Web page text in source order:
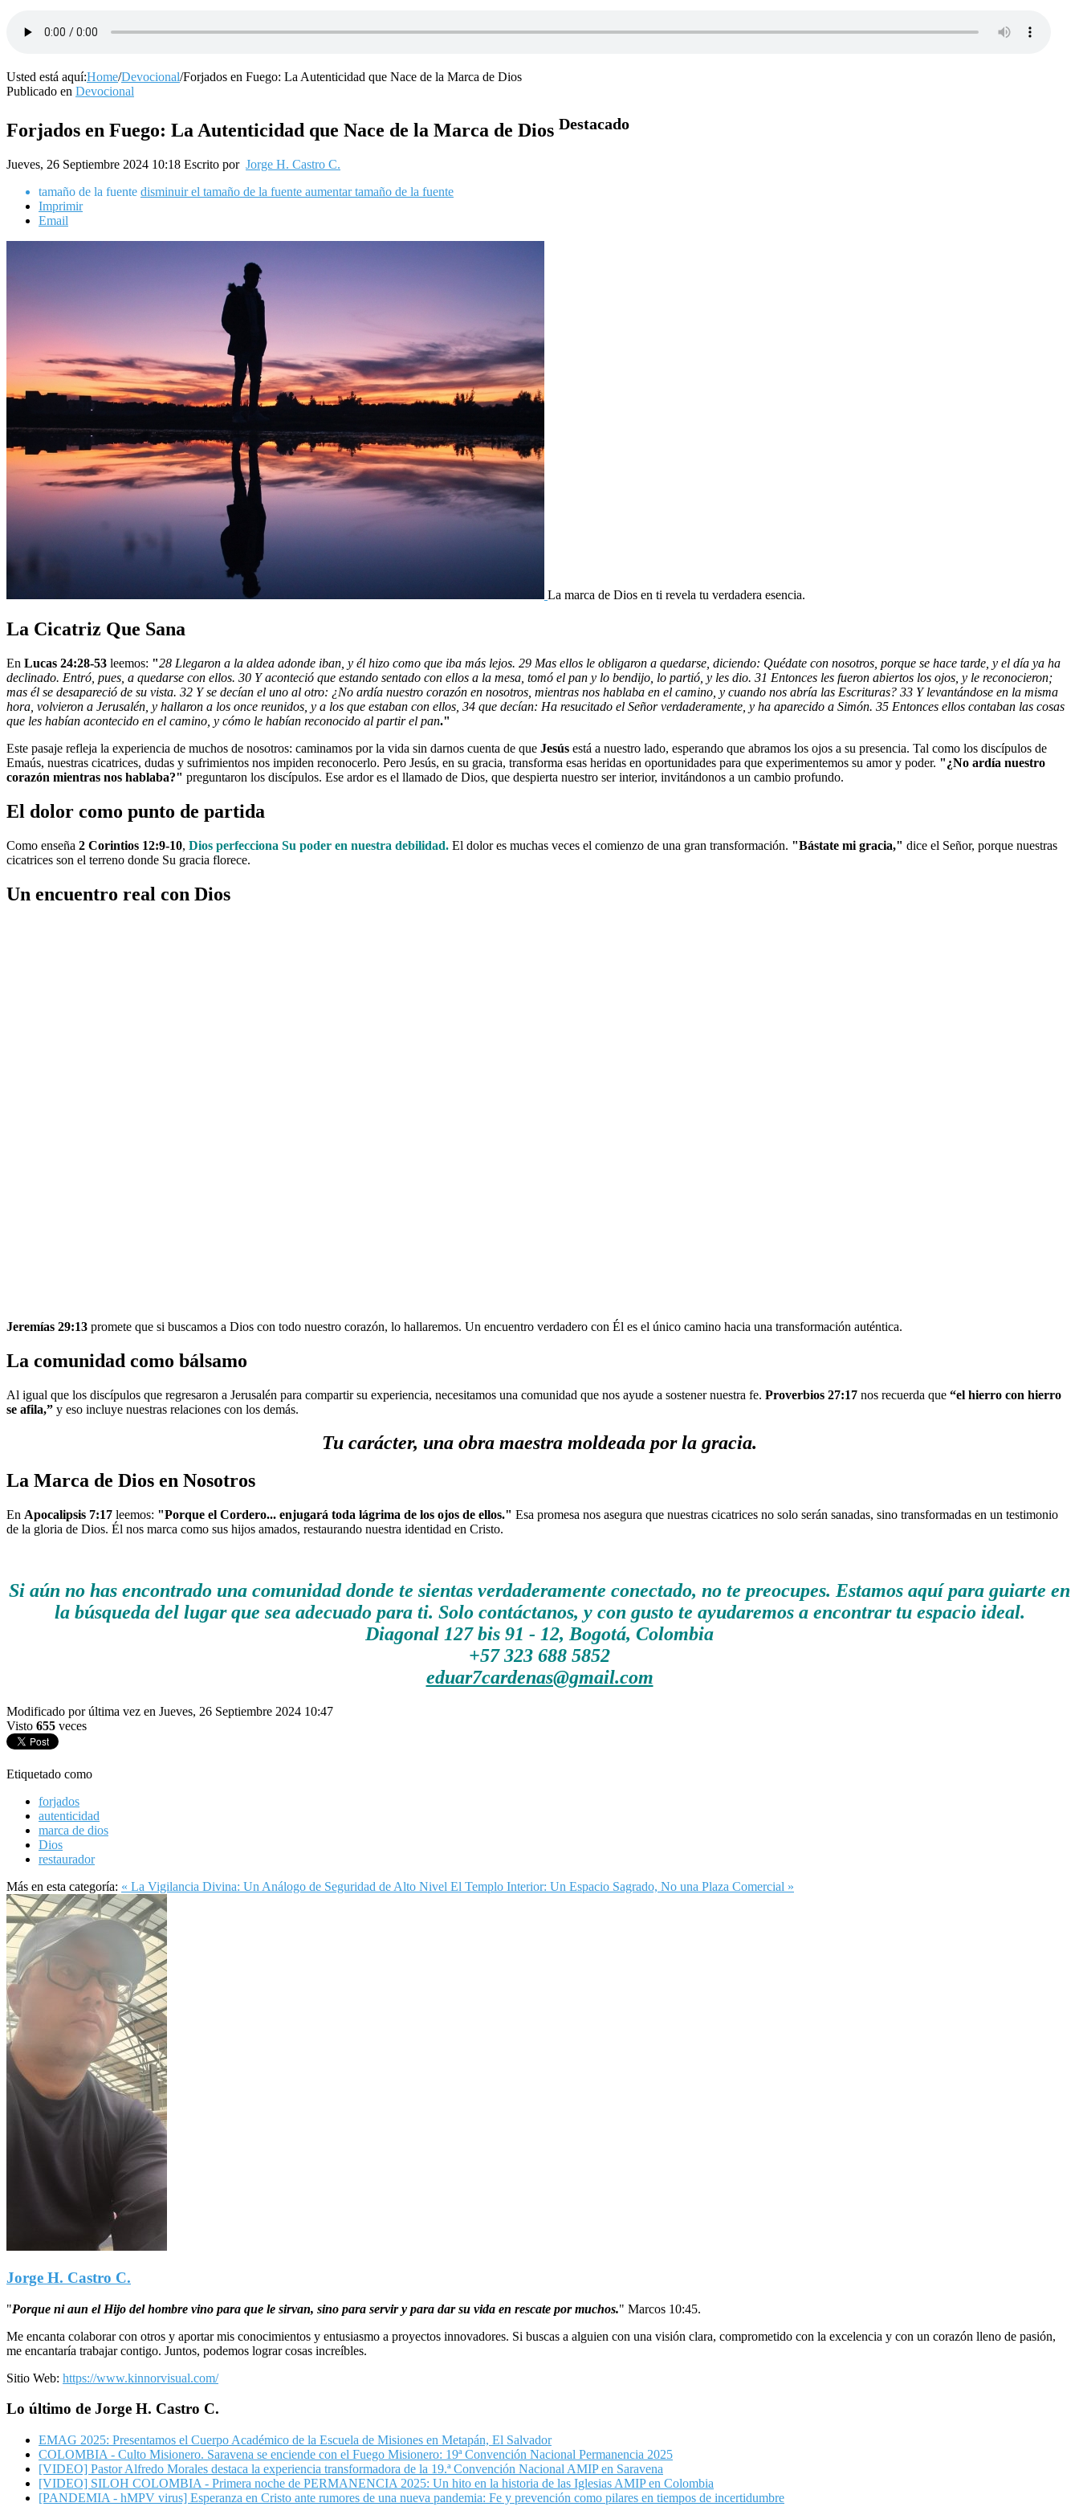
Usted está aquí:Home/Devocional/Forjados en Fuego: La Autenticidad que Nace de la Marca de Dios
Publicado en Devocional
Forjados en Fuego: La Autenticidad que Nace de la Marca de Dios Destacado
Jueves, 26 Septiembre 2024 10:18 Escrito por Jorge H. Castro C.
tamaño de la fuente disminuir el tamaño de la fuente aumentar tamaño de la fuente
Imprimir
Email
La marca de Dios en ti revela tu verdadera esencia.
La Cicatriz Que Sana
En Lucas 24:28-53 leemos: "28 Llegaron a la aldea adonde iban, y él hizo como que iba más lejos. 29 Mas ellos le obligaron a quedarse, diciendo: Quédate con nosotros, porque se hace tarde, y el día ya ha
declinado. Entró, pues, a quedarse con ellos. 30 Y aconteció que estando sentado con ellos a la mesa, tomó el pan y lo bendijo, lo partió, y les dio. 31 Entonces les fueron abiertos los ojos, y le reconocieron;
mas él se desapareció de su vista. 32 Y se decían el uno al otro: ¿No ardía nuestro corazón en nosotros, mientras nos hablaba en el camino, y cuando nos abría las Escrituras? 33 Y levantándose en la misma
hora, volvieron a Jerusalén, y hallaron a los once reunidos, y a los que estaban con ellos, 34 que decían: Ha resucitado el Señor verdaderamente, y ha aparecido a Simón. 35 Entonces ellos contaban las cosas
que les habían acontecido en el camino, y cómo le habían reconocido al partir el pan."
Este pasaje refleja la experiencia de muchos de nosotros: caminamos por la vida sin darnos cuenta de que Jesús está a nuestro lado, esperando que abramos los ojos a su presencia. Tal como los discípulos de
Emaús, nuestras cicatrices, dudas y sufrimientos nos impiden reconocerlo. Pero Jesús, en su gracia, transforma esas heridas en oportunidades para que experimentemos su amor y poder. "¿No ardía nuestro
corazón mientras nos hablaba?" preguntaron los discípulos. Ese ardor es el llamado de Dios, que despierta nuestro ser interior, invitándonos a un cambio profundo.
El dolor como punto de partida
Como enseña 2 Corintios 12:9-10, Dios perfecciona Su poder en nuestra debilidad. El dolor es muchas veces el comienzo de una gran transformación. "Bástate mi gracia," dice el Señor, porque nuestras
cicatrices son el terreno donde Su gracia florece.
Un encuentro real con Dios
Jeremías 29:13 promete que si buscamos a Dios con todo nuestro corazón, lo hallaremos. Un encuentro verdadero con Él es el único camino hacia una transformación auténtica.
La comunidad como bálsamo
Al igual que los discípulos que regresaron a Jerusalén para compartir su experiencia, necesitamos una comunidad que nos ayude a sostener nuestra fe. Proverbios 27:17 nos recuerda que “el hierro con hierro
se afila,” y eso incluye nuestras relaciones con los demás.
Tu carácter, una obra maestra moldeada por la gracia.
La Marca de Dios en Nosotros
En Apocalipsis 7:17 leemos: "Porque el Cordero... enjugará toda lágrima de los ojos de ellos." Esa promesa nos asegura que nuestras cicatrices no solo serán sanadas, sino transformadas en un testimonio
de la gloria de Dios. Él nos marca como sus hijos amados, restaurando nuestra identidad en Cristo.
Si aún no has encontrado una comunidad donde te sientas verdaderamente conectado, no te preocupes. Estamos aquí para guiarte en
la búsqueda del lugar que sea adecuado para ti. Solo contáctanos, y con gusto te ayudaremos a encontrar tu espacio ideal.
Diagonal 127 bis 91 - 12, Bogotá, Colombia
+57 323 688 5852
eduar7cardenas@gmail.com
Modificado por última vez en Jueves, 26 Septiembre 2024 10:47
Visto 655 veces
Etiquetado como
forjados
autenticidad
marca de dios
Dios
restaurador
Más en esta categoría: « La Vigilancia Divina: Un Análogo de Seguridad de Alto Nivel El Templo Interior: Un Espacio Sagrado, No una Plaza Comercial »
Jorge H. Castro C.
"Porque ni aun el Hijo del hombre vino para que le sirvan, sino para servir y para dar su vida en rescate por muchos." Marcos 10:45.
Me encanta colaborar con otros y aportar mis conocimientos y entusiasmo a proyectos innovadores. Si buscas a alguien con una visión clara, comprometido con la excelencia y con un corazón lleno de pasión,
me encantaría trabajar contigo. Juntos, podemos lograr cosas increíbles.
Sitio Web: https://www.kinnorvisual.com/
Lo último de Jorge H. Castro C.
EMAG 2025: Presentamos el Cuerpo Académico de la Escuela de Misiones en Metapán, El Salvador
COLOMBIA - Culto Misionero. Saravena se enciende con el Fuego Misionero: 19ª Convención Nacional Permanencia 2025
[VIDEO] Pastor Alfredo Morales destaca la experiencia transformadora de la 19.ª Convención Nacional AMIP en Saravena
[VIDEO] SILOH COLOMBIA - Primera noche de PERMANENCIA 2025: Un hito en la historia de las Iglesias AMIP en Colombia
[PANDEMIA - hMPV virus] Esperanza en Cristo ante rumores de una nueva pandemia: Fe y prevención como pilares en tiempos de incertidumbre